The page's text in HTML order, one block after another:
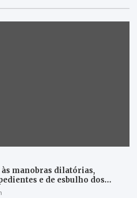
manobras dilatórias,
e de esbulho dos